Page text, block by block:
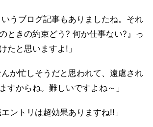
うブログ記事もありましたね。それ
ときの約束どう? 何か仕事ない?』っ
たと思いますよ!」
か忙しそうだと思われて、遠慮され
すからね。難しいですよね～」
ントリは超効果ありますね!!」